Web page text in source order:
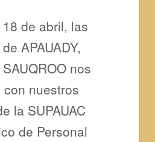
de abril, las
APAUADY,
nos
nuestros
la SUPAUAC
de Personal